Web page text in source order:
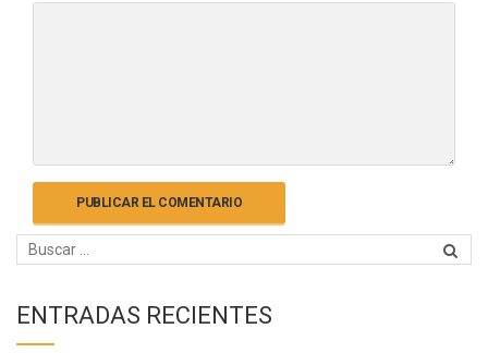
ENTRADAS RECIENTES